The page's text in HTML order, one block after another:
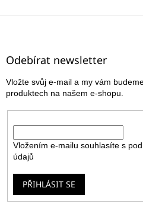
Z
Odebírat newsletter
Vložte svůj e-mail a my vám
produktech na našem e-shopu.
Vložením e-mailu souhlasíte s
údajů
PŘIHLÁSIT SE